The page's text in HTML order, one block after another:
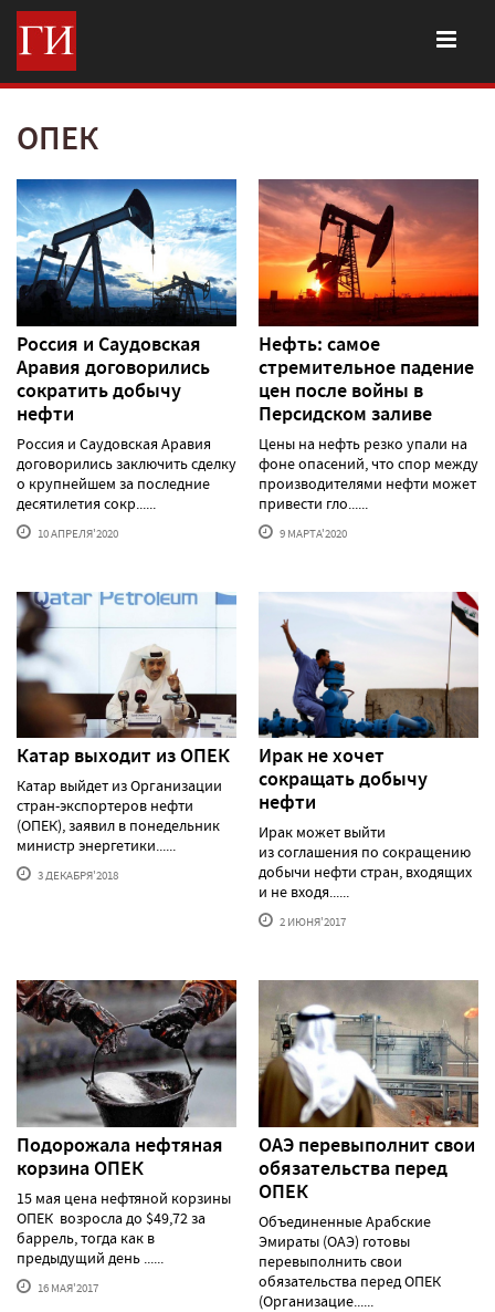
ОПЕК
Россия и Саудовская
Аравия договорились
сократить добычу
нефти
Россия и Саудовская Аравия
договорились заключить сделку
о крупнейшем за последние
десятилетия сокр......
10 АПРЕЛЯ'2020
Нефть: самое
стремительное падение
цен после войны в
Персидском заливе
Цены на нефть резко упали на
фоне опасений, что спор между
производителями нефти может
привести гло......
9 МАРТА'2020
Катар выходит из ОПЕК
Катар выйдет из Организации
стран-экспортеров нефти
(ОПЕК), заявил в понедельник
министр энергетики......
3 ДЕКАБРЯ'2018
Ирак не хочет
сокращать добычу
нефти
Ирак может выйти
из соглашения по сокращению
добычи нефти стран, входящих
и не входя......
2 ИЮНЯ'2017
Подорожала нефтяная
корзина ОПЕК
15 мая цена нефтяной корзины
ОПЕК возросла до $49,72 за
баррель, тогда как в
предыдущий день ......
16 МАЯ'2017
ОАЭ перевыполнит свои
обязательства перед
ОПЕК
Объединенные Арабские
Эмираты (ОАЭ) готовы
перевыполнить свои
обязательства перед ОПЕК
(Организацие......